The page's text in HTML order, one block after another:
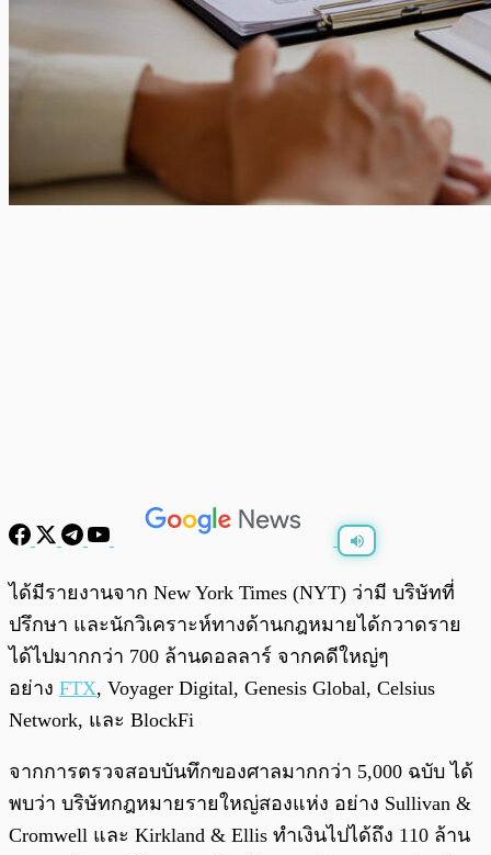
0:00 / 0:00
ได้มีรายงานจาก New York Times (NYT) ว่ามี บริษัทที่
ปรึกษา และนักวิเคราะห์ทางด้านกฎหมายได้กวาดราย
ได้ไปมากกว่า 700 ล้านดอลลาร์ จากคดีใหญ่ๆ
อย่าง FTX, Voyager Digital, Genesis Global, Celsius
Network, และ BlockFi
จากการตรวจสอบบันทึกของศาลมากกว่า 5,000 ฉบับ ได้
พบว่า บริษัทกฎหมายรายใหญ่สองแห่ง อย่าง Sullivan &
Cromwell และ Kirkland & Ellis ทำเงินไปได้ถึง 110 ล้าน